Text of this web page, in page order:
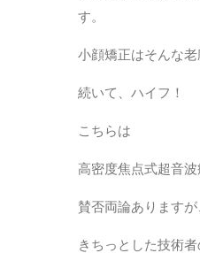
す。
小顔矯正はそんな
続いて、ハイフ！
こちらは
高密度焦点式超音
賛否両論ありますが
きちっとした技術